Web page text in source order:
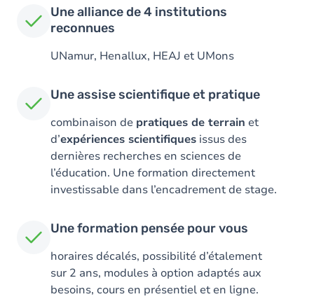
Une alliance de 4 institutions
reconnues
UNamur, Henallux, HEAJ et UMons
Une assise scientifique et pratique
combinaison de pratiques de terrain et
d’expériences scientifiques issus des
dernières recherches en sciences de
l’éducation. Une formation directement
investissable dans l’encadrement de stage.
Une formation pensée pour vous
horaires décalés, possibilité d’étalement
sur 2 ans, modules à option adaptés aux
besoins, cours en présentiel et en ligne.